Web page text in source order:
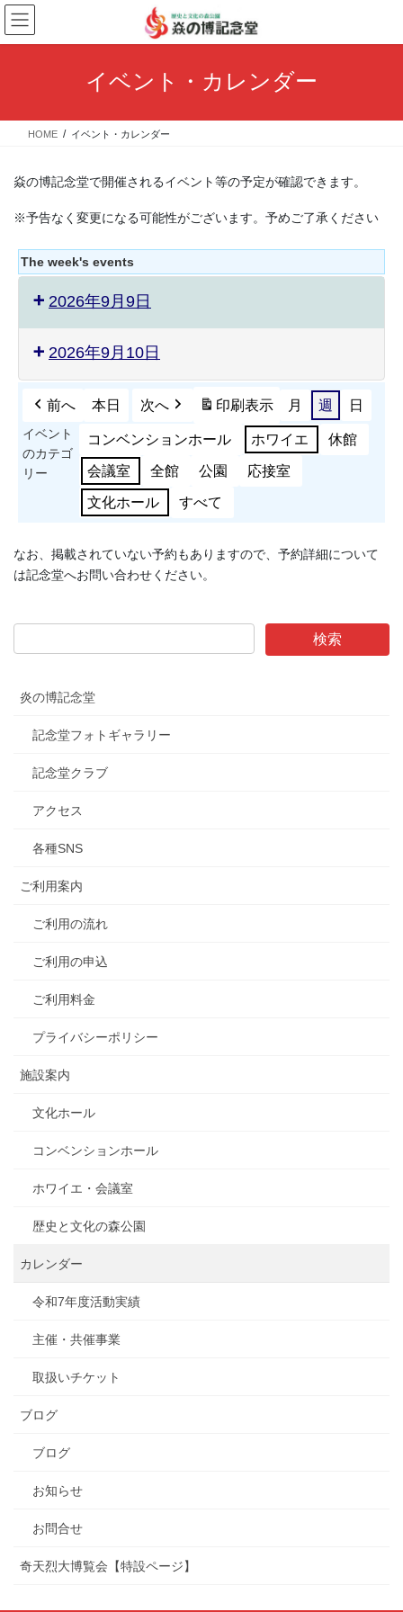
コ
ン
テ
ス
ナ
ビ
ゲ
ン
イベント・カレンダー
HOME イベント・カレンダー
焱の博記念堂で開催されるイベント等の予定が確認できます。
※予告なく変更になる可能性がございます。予めご了承ください
The week's events
2026年9月9日
2026年9月10日
前へ 本日 次へ 印刷表示 月 週 日
イベント
のカテゴ
リー
コンベンションホール ホワイエ 休館
会議室 全館 公園 応接室
文化ホール すべて
なお、掲載されていない予約もありますので、予約詳細について
は記念堂へお問い合わせください。
炎の博記念堂
記念堂フォトギャラリー
記念堂クラブ
アクセス
各種SNS
ご利用案内
ご利用の流れ
ご利用の申込
ご利用料金
プライバシーポリシー
施設案内
文化ホール
コンベンションホール
ホワイエ・会議室
歴史と文化の森公園
カレンダー
令和7年度活動実績
主催・共催事業
取扱いチケット
ブログ
ブログ
お知らせ
お問合せ
奇天烈大博覧会【特設ページ】